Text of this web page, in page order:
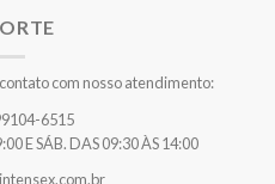
com nosso atendimento:
6515
E SÁB. DAS 09:30 ÀS 14:00